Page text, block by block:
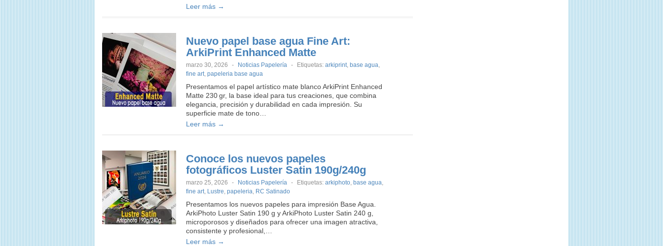
Leer más →
Nuevo papel base agua Fine Art:
ArkiPrint Enhanced Matte
marzo 30, 2026 - Noticias Papelería - Etiquetas: arkiprint, base agua,
fine art, papeleria base agua
Presentamos el papel artístico mate blanco ArkiPrint Enhanced
Matte 230 gr, la base ideal para tus creaciones, que combina
elegancia, precisión y durabilidad en cada impresión. Su
superficie mate de tono…
Leer más →
Conoce los nuevos papeles
fotográficos Luster Satin 190g/240g
marzo 25, 2026 - Noticias Papelería - Etiquetas: arkiphoto, base agua,
fine art, Lustre, papeleria, RC Satinado
Presentamos los nuevos papeles para impresión Base Agua.
ArkiPhoto Luster Satin 190 g y ArkiPhoto Luster Satin 240 g,
microporosos y diseñados para ofrecer una imagen atractiva,
consistente y profesional,…
Leer más →